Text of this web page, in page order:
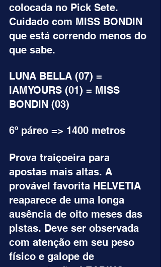
colocada no Pick Sete.
Cuidado com MISS BONDIN
que está correndo menos do
que sabe.
LUNA BELLA (07) =
IAMYOURS (01) = MISS
BONDIN (03)
6º páreo => 1400 metros
Prova traiçoeira para
apostas mais altas. A
provável favorita HELVETIA
reaparece de uma longa
ausência de oito meses das
pistas. Deve ser observada
com atenção em seu peso
físico e galope de